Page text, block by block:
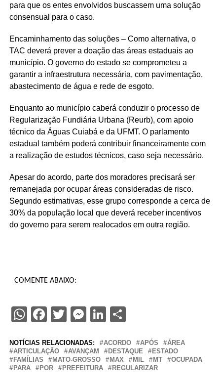
para que os entes envolvidos buscassem uma solução
consensual para o caso.
Encaminhamento das soluções – Como alternativa, o
TAC deverá prever a doação das áreas estaduais ao
município. O governo do estado se comprometeu a
garantir a infraestrutura necessária, com pavimentação,
abastecimento de água e rede de esgoto.
Enquanto ao município caberá conduzir o processo de
Regularização Fundiária Urbana (Reurb), com apoio
técnico da Águas Cuiabá e da UFMT. O parlamento
estadual também poderá contribuir financeiramente com
a realização de estudos técnicos, caso seja necessário.
Apesar do acordo, parte dos moradores precisará ser
remanejada por ocupar áreas consideradas de risco.
Segundo estimativas, esse grupo corresponde a cerca de
30% da população local que deverá receber incentivos
do governo para serem realocados em outra região.
COMENTE ABAIXO:
WhatsApp
Facebook
Twitter
Messenger
LinkedIn
Share
NOTÍCIAS RELACIONADAS: ACORDO APÓS
ÁREA
ARTICULAÇÃO
AVANÇAM DESTAQUE
ESTADO
FAMÍLIAS
MATO-GROSSO MAX MIL MT
OCUPADA
PARA
POR PREFEITURA REGULARIZAR